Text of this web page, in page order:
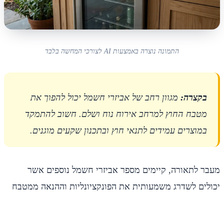
התמונה נוצרה באמצעות AI לצורכי המחשה בלבד
בקצרה:מגוון רחב של אביזרי חשמל יכול להפוך את
מטבח החוץ למרחב אירוח נוח ושלם. חשוב להתמקד
במוצרים עמידים לתנאי חוץ ובתכנון שקעים מוגנים.
מעבר לתאורה, קיימים מספר אביזרי חשמל נוספים אשר
יכולים לשדרג משמעותית את הפונקציונליות וההנאה ממטבח